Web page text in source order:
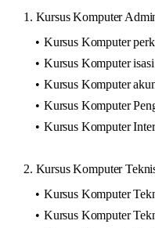
1. Kursus Komputer
Kursus Komputer
Kursus Komputer
Kursus Komputer
Kursus Komputer
Kursus Komputer
2. Kursus Komputer
Kursus Komputer
Kursus Komputer